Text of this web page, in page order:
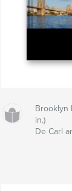
Brooklyn
in.)
De Carl